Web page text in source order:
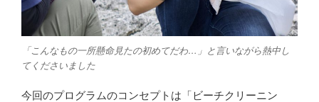
「こんなもの一所懸命見たの初めてだわ…」と言いながら熱中し
てくださいました
今回のプログラムのコンセプトは「ビーチクリーニン